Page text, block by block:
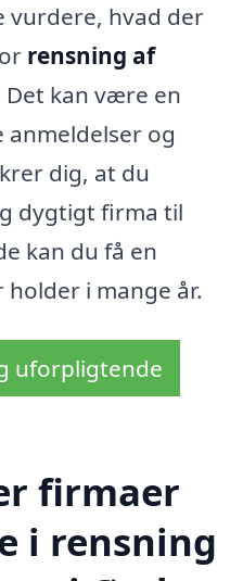
vurdere, hvad der
rensning af
Det kan være en
og
dig, at du
dygtigt firma til
kan du få en
i mange år.
uforpligtende
firmaer
i rensning